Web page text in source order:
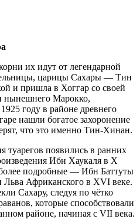
их идут от легендарной
царицы Сахары — Тин
и пришла в Хоггар со своей
нынешнего Марокко,
году в районе древнего
нашли богатое захоронение
что это именно Тин-Хинан.
появились в ранних
Ибн Хаукаля в X
подробные — Ибн Баттуты
Африканского в XVI веке.
Сахару, следуя по чётко
которые способствовали
районе, начиная с VII века.